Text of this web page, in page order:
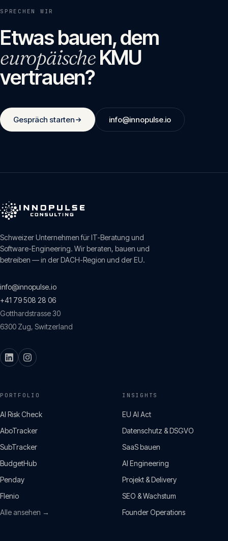
SPRECHEN WIR
Etwas bauen, dem
europäischeKMU
vertrauen?
Gespräch starten info@innopulse.io
Schweizer Unternehmen für IT-Beratung und
Software-Engineering. Wir beraten, bauen und
betreiben — in der DACH-Region und der EU.
info@innopulse.io
+41 79 508 28 06
Gotthardstrasse 30
6300 Zug, Switzerland
PORTFOLIO
AI Risk Check
AboTracker
SubTracker
BudgetHub
Penday
Flenio
Alle ansehen →
INSIGHTS
EU AI Act
Datenschutz & DSGVO
SaaS bauen
AI Engineering
Projekt & Delivery
SEO & Wachstum
Founder Operations